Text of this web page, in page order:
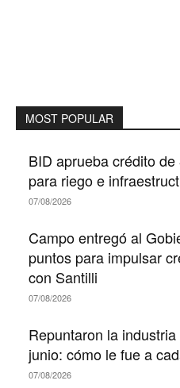
MOST POPULAR
BID aprueba crédito
para riego e
07/08/2026
Campo entregó al
puntos para impulsar
con Santilli
07/08/2026
Repuntaron la
junio: cómo le fue a
07/08/2026